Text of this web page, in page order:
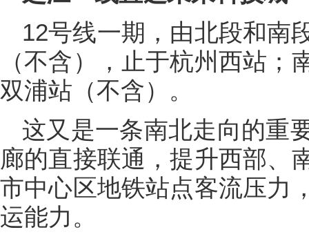
12号线一期，由北段和南
（不含），止于杭州西站
双浦站（不含）。
这又是一条南北走向的重
廊的直接联通，提升西部、
市中心区地铁站点客流压力
运能力。